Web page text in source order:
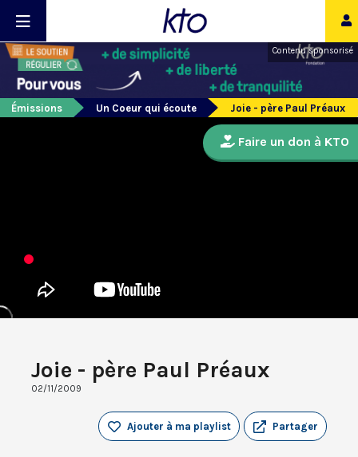
Contenu sponsorisé
Émissions Un Coeur qui écoute Joie - père Paul Préaux
Joie - père Paul Préaux
02/11/2009
Partager
Ajouter à ma playlist
Faire un don à KTO